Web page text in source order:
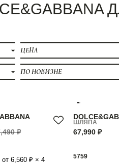
ЦЕНА
ПО НОВИЗНЕ
₽
6,560 ₽ × 4
ШЛЯПА
67,990 ₽
5759